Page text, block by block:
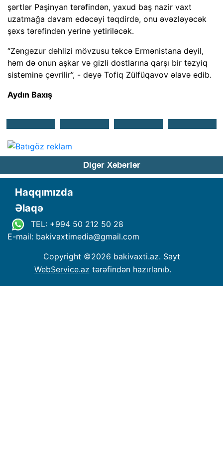
şərtlər Paşinyan tərəfindən, yaxud baş nazir vaxt
uzatmağa davam edəcəyi təqdirdə, onu əvəzləyəcək
şəxs tərəfindən yerinə yetiriləcək.
“Zəngəzur dəhlizi mövzusu təkcə Ermənistana deyil,
həm də onun aşkar və gizli dostlarına qarşı bir təzyiq
sisteminə çevrilir”, - deyə Tofiq Zülfüqavov əlavə edib.
Aydın Baxış
Digər Xəbərlər
Haqqımızda
Əlaqə
TEL: +994 50 212 50 28
E-mail: bakivaxtimedia@gmail.com
Copyright ©2026 bakivaxti.az. Sayt
WebService.az tərəfindən hazırlanıb.